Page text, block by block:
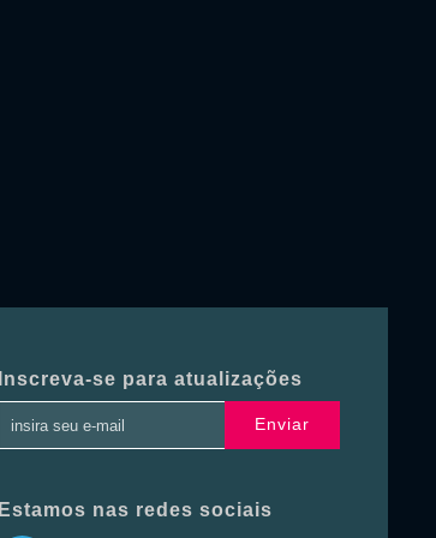
Inscreva-se para atualizações
Enviar
Estamos nas redes sociais